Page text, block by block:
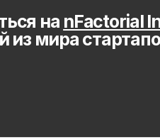
на nFactorial
из мира